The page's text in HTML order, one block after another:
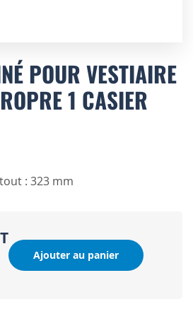
POUR VESTIAIRE
1 CASIER
: 323 mm
Ajouter au panier